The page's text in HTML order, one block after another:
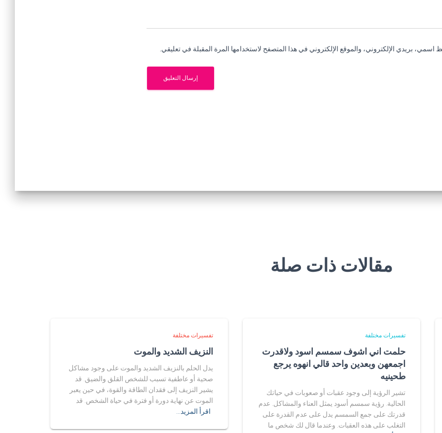
اسمي، بريدي الإلكتروني، والموقع الإلكتروني في هذا المتصفح لاستخدامها المرة المقبلة في تعليقي.
مقالات ذات صلة
تفسيرات مختلفة
حلمت اني اشوف سمسم اسود ولاقدرت
اجمعهن وبعدين واحد قالي انهوه يرجع
طحينيه
تشير الرؤية إلى وجود عقبات أو صعوبات في حياتك
الحالية. رؤية سمسم أسود يمثل العناء والمشاكل. عدم
قدرتك على جمع السمسم يدل على عدم القدرة على
التغلب على هذه العقبات. وعندما قال لك شخص ما
تفسيرات مختلفة
النزيف الشديد والموت
يدل الحلم بالنزيف الشديد والموت على وجود مشاكل
صحية أو عاطفية تسبب للشخص القلق والضيق. قد
يشير النزيف إلى فقدان الطاقة والقوة، في حين يعبر
الموت عن نهاية دورة أو فترة في حياة الشخص. قد
اقرأ المزيد…